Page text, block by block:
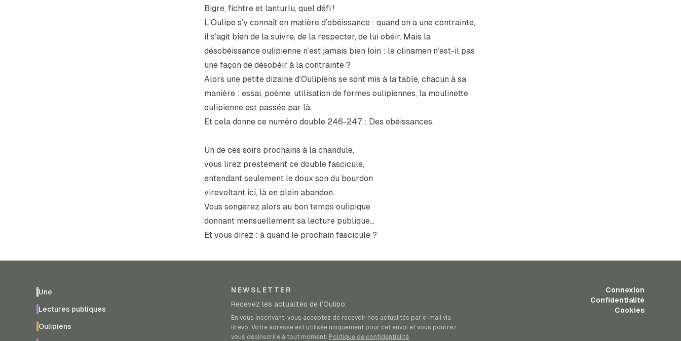
Bigre, fichtre et lanturlu, quel défi !
L’Oulipo s’y connaît en matière d’obéissance : quand on a une contrainte,
il s’agit bien de la suivre, de la respecter, de lui obéir. Mais la
désobéissance oulipienne n’est jamais bien loin : le clinamen n’est-il pas
une façon de désobéir à la contrainte ?
Alors une petite dizaine d’Oulipiens se sont mis à la table, chacun à sa
manière : essai, poème, utilisation de formes oulipiennes, la moulinette
oulipienne est passée par là.
Et cela donne ce numéro double 246-247 : Des obéissances.
Un de ces soirs prochains à la chandule,
vous lirez prestement ce double fascicule,
entendant seulement le doux son du bourdon
virevoltant ici, là en plein abandon.
Vous songerez alors au bon temps oulipique
donnant mensuellement sa lecture publique…
Et vous direz : à quand le prochain fascicule ?
Une
Lectures publiques
Oulipiens
NEWSLETTER
Recevez les actualités de l’Oulipo.
En vous inscrivant, vous acceptez de recevoir nos actualités par e-mail via
Brevo. Votre adresse est utilisée uniquement pour cet envoi et vous pourrez
vous désinscrire à tout moment. Politique de confidentialité.
Connexion
Confidentialité
Cookies